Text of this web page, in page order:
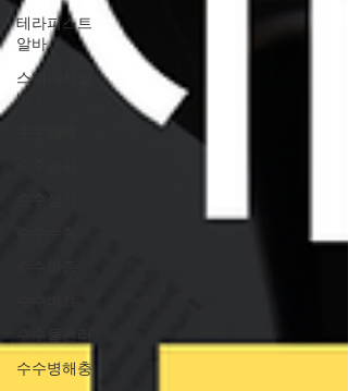
테라피스트
알바
스웨디시알
바
수수물관리
수수병해충